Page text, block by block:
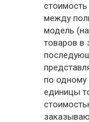
между
модель
товаров в
по одному
единицы